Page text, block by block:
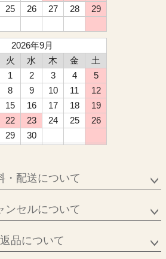
25 26 27 28
29
2026年9月
火 水 木 金
土
1
2 3 4
5
8 9 10 11
12
15 16 17 18
19
22 23 24 25
26
29
30
・配送について
ンセルについて
返品について